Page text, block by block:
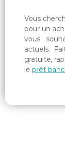
Vous
pour un
vous
actuels.
gratuite,
le prêt